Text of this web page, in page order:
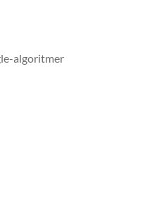
algoritmer